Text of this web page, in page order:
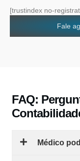
[trustindex no-
Fale
FAQ:
Médico